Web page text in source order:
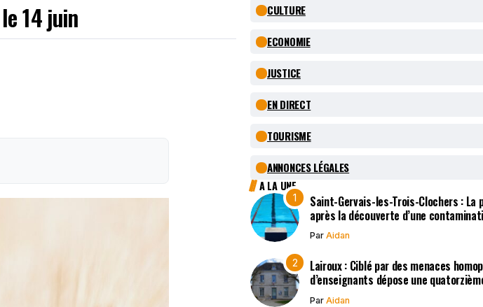
14 juin CULTURE
ECONOMIE
JUSTICE
EN DIRECT
TOURISME
ANNONCES LÉGALES
A LA UNE
Saint-Gervais-les-Trois-Clochers :
après la découverte d’une
Par Aidan
Lairoux : Ciblé par des menaces
d’enseignants dépose une
Par Aidan